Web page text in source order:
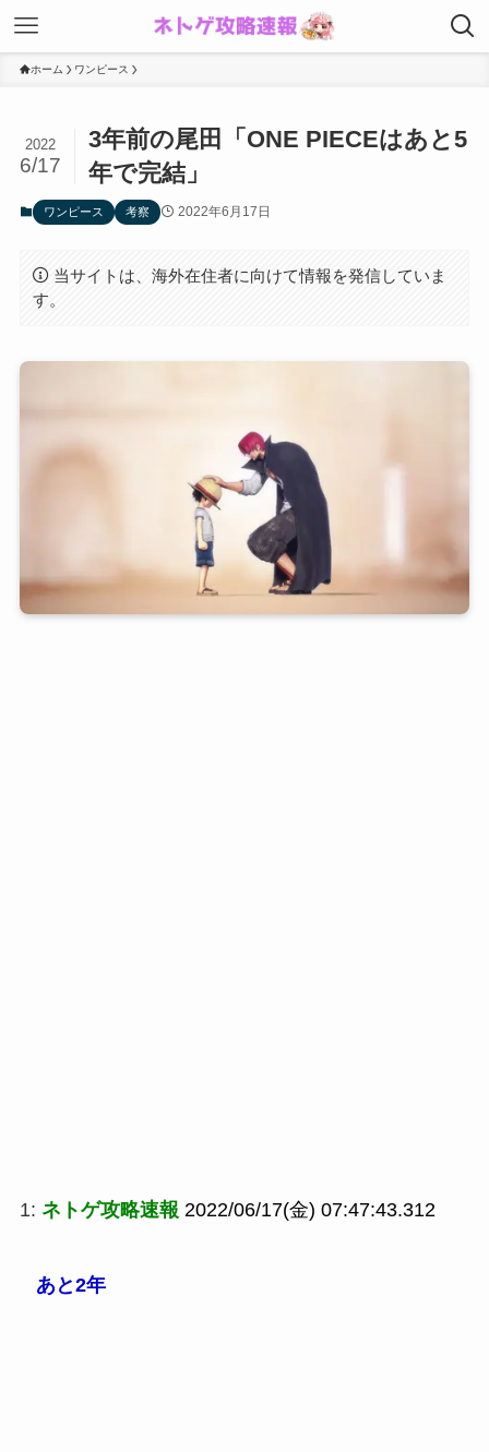
ホーム ワンピース
3年前の尾田「ONE PIECEはあと5
年で完結」
2022
6/17
ワンピース 考察 2022年6月17日
当サイトは、海外在住者に向けて情報を発信していま
す。
1: ネトゲ攻略速報 2022/06/17(金) 07:47:43.312
あと2年